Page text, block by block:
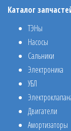
Каталог
ТЭНы
Насосы
Сальники
Электроника
УБЛ
Двигатели
Амортизаторы